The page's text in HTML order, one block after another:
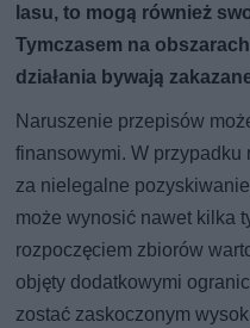
lasu, to mogą również
Tymczasem na
działania bywają
Naruszenie przepisów
finansowymi. W
za nielegalne
może wynosić nawet kilka
rozpoczęciem zbiorów
objęty dodatkowymi
zostać zaskoczonym